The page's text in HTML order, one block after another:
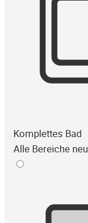
Komplettes Bad
Alle Bereiche neu